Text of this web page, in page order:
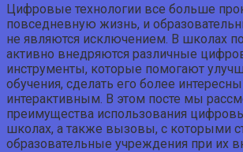
Цифровые технологии все больше
повседневную жизнь, и
не являются исключением. В школах
активно внедряются различные
инструменты, которые помогают
обучения, сделать его более
интерактивным. В этом посте мы
преимущества использования
школах, а также вызовы, с которыми
образовательные учреждения при их